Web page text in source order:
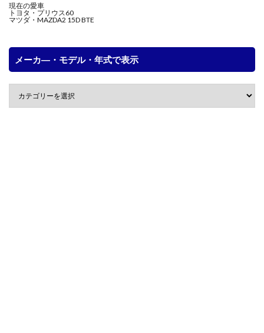
現在の愛車
トヨタ・プリウス60
マツダ・MAZDA2 15D BTE
メーカ―・モデル・年式で表示